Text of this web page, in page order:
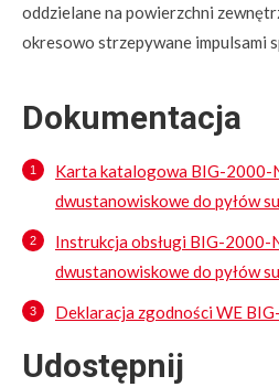
oddzielane na powierzchni
okresowo strzepywane impulsami
Dokumentacja
Karta katalogowa BIG-2000-
dwustanowiskowe do pyłów
Instrukcja obsługi BIG-2000-
dwustanowiskowe do pyłów
Deklaracja zgodności WE
Udostępnij